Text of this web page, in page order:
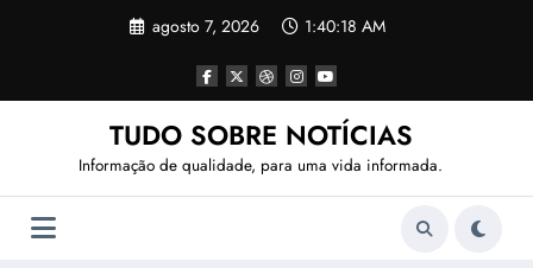
agosto 7, 2026 1:40:20 AM
TUDO SOBRE NOTÍCIAS
Informação de qualidade, para uma vida informada.